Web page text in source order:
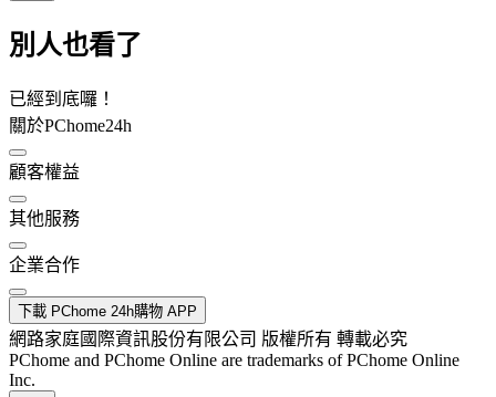
別人也看了
已經到底囉！
關於PChome24h
顧客權益
其他服務
企業合作
下載 PChome 24h購物 APP
網路家庭國際資訊股份有限公司 版權所有 轉載必究
PChome and PChome Online are trademarks of PChome Online
Inc.